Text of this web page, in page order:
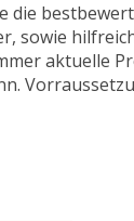
die
sowie
aktuelle